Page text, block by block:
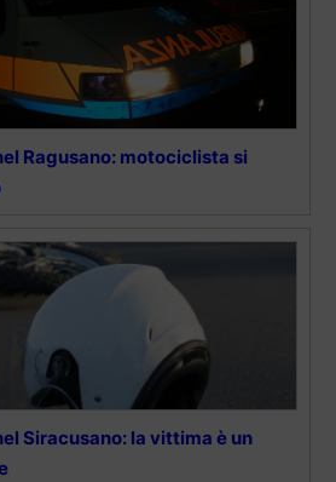
Ragusano: motociclista si
Siracusano: la vittima è un